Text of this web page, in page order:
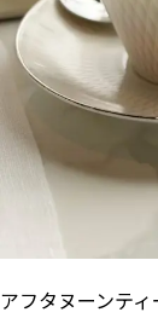
アフタヌーンテ